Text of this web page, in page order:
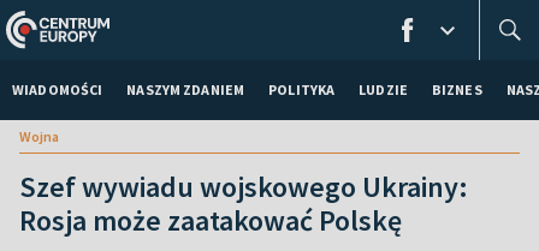
WIADOMOŚCI NASZYM ZDANIEM POLITYKA LUDZIE BIZNES
Wojna
Szef wywiadu wojskowego Ukrainy:
Rosja może zaatakować Polskę